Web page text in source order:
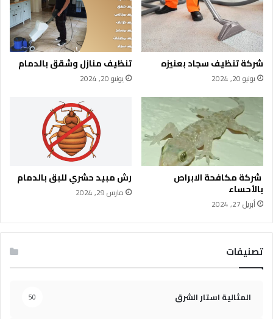
شركة تنظيف سجاد بعنيزه
يونيو 20, 2024
تنظيف منازل وشقق بالدمام
يونيو 20, 2024
شركة مكافحة الابراص
بالأحساء
أبريل 27, 2024
رش مبيد حشري للبق بالدمام
مارس 29, 2024
تصنيفات
المثالية استار الشرق 50